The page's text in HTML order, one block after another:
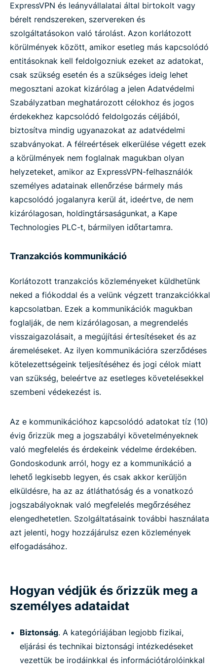
ExpressVPN és leányvállalatai által birtokolt vagy
bérelt rendszereken, szervereken és
szolgáltatásokon való tárolást. Azon korlátozott
körülmények között, amikor esetleg más kapcsolódó
entitásoknak kell feldolgozniuk ezeket az adatokat,
csak szükség esetén és a szükséges ideig lehet
megosztani azokat kizárólag a jelen Adatvédelmi
Szabályzatban meghatározott célokhoz és jogos
érdekekhez kapcsolódó feldolgozás céljából,
biztosítva mindig ugyanazokat az adatvédelmi
szabványokat. A félreértések elkerülése végett ezek
a körülmények nem foglalnak magukban olyan
helyzeteket, amikor az ExpressVPN-felhasználók
személyes adatainak ellenőrzése bármely más
kapcsolódó jogalanyra kerül át, ideértve, de nem
kizárólagosan, holdingtársaságunkat, a Kape
Technologies PLC-t, bármilyen időtartamra.
Tranzakciós kommunikáció
Korlátozott tranzakciós közleményeket küldhetünk
neked a fiókoddal és a velünk végzett tranzakciókkal
kapcsolatban. Ezek a kommunikációk magukban
foglalják, de nem kizárólagosan, a megrendelés
visszaigazolásait, a megújítási értesítéseket és az
áremeléseket. Az ilyen kommunikációra szerződéses
kötelezettségeink teljesítéséhez és jogi célok miatt
van szükség, beleértve az esetleges követelésekkel
szembeni védekezést is.
Az e kommunikációhoz kapcsolódó adatokat tíz (10)
évig őrizzük meg a jogszabályi követelményeknek
való megfelelés és érdekeink védelme érdekében.
Gondoskodunk arról, hogy ez a kommunikáció a
lehető legkisebb legyen, és csak akkor kerüljön
elküldésre, ha az az átláthatóság és a vonatkozó
jogszabályoknak való megfelelés megőrzéséhez
elengedhetetlen. Szolgáltatásaink további használata
azt jelenti, hogy hozzájárulsz ezen közlemények
elfogadásához.
Hogyan védjük és őrizzük meg a
személyes adataidat
Biztonság. A kategóriájában legjobb fizikai,
eljárási és technikai biztonsági intézkedéseket
vezettük be irodáinkkal és információtárolóinkkal